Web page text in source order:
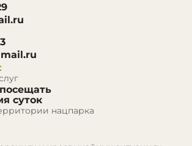
суток
нацпарка